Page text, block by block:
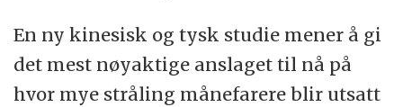
En ny kinesisk og tysk studie mener å gi
det mest nøyaktige anslaget til nå på
hvor mye stråling månefarere blir utsatt